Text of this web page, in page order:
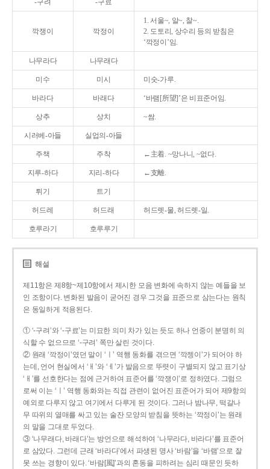
-구려 -구료
깍쟁이 깍정이
1. 서울~, 알~, 찰~.
2. 도토리, 상수리 등의 받침은
‘깍정이’임.
나무라다 나무래다
미수 미시 미숫-가루.
바라다 바래다 ‘바램[所望]’은 비표준어임.
상추 상치 ~쌈.
시러베-아들 실업의-아들
주책 주착 ←主着. ~망나니, ~없다.
지루-하다 지리-하다 ←支離.
튀기 트기
허드레 허드래 허드렛-물, 허드렛-일.
호루라기 호루루기
해설
제11항은 제8항~제10항에서 제시한 모음 변화에 속하지 않는 예들을 보
인 조항이다. 변화된 발음이 굳어진 경우 그것을 표준으로 삼는다는 원칙
은 동일하게 적용된다.
① ‘-구려’와 ‘-구료’는 미묘한 의미 차가 있는 듯도 하나 언중이 분명히 의
식할 수 없으므로 ‘-구려’ 쪽만 살린 것이다.
② 원래 ‘깍정이’였던 말이 ‘ㅣ’ 역행 동화를 겪으면 ‘깍젱이’가 되어야 하
는데, 언어 현실에서 ‘ㅐ’와 ‘ㅔ’가 발음으로 뚜렷이 구별되지 않고 표기상
‘ㅐ’를 선호한다는 점에 근거하여 표준어를 ‘깍쟁이’로 정하였다. 그럼으
로써 이는 ‘ㅣ’ 역행 동화와는 직접 관련이 없어진 표준어가 되어 제9항의
예외로 다루지 않고 여기에서 다루게 된 것이다. 그러나 밤나무, 떡갈나
무 따위의 열매를 싸고 있는 술잔 모양의 받침을 뜻하는 ‘깍정이’는 원래
의 말을 그대로 두었다.
③ ‘나무래다, 바래다’는 방언으로 해석하여 ‘나무라다, 바라다’를 표준어
로 삼았다. 그런데 근래 ‘바라다’에서 파생된 명사 ‘바람’을 ‘바램’으로 잘
못 쓰는 경향이 있다. ‘바람[風]’과의 혼동을 피하려는 심리 때문인 듯하